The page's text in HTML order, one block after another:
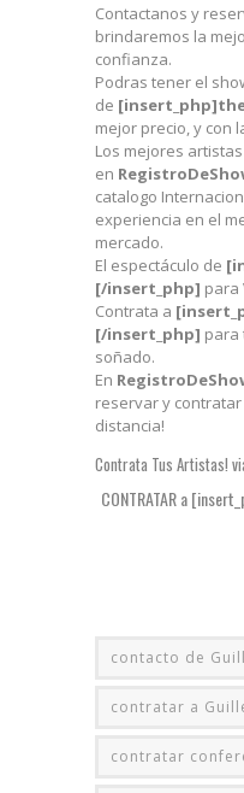
Contactanos y
brindaremos la
confianza.
Podras tener el
de
mejor precio, y con
Los mejores artistas
en
catalogo
experiencia en el
mercado.
El espectáculo de
[/insert_php] para
Contrata a
[/insert_php] para
soñado.
En
reservar y
distancia!
Contrata Tus Artistas!
CONTRATAR a
contacto de
contratar a
contratar